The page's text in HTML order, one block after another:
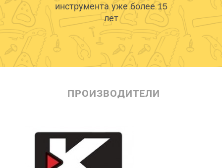
инструмента уже более 15
лет
ПРОИЗВОДИТЕЛИ